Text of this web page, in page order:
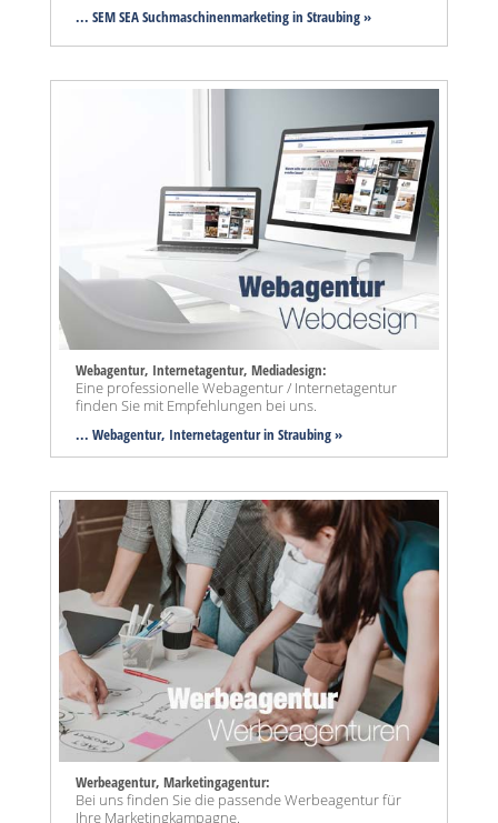
... SEM SEA Suchmaschinenmarketingin Straubing »
Webagentur, Internetagentur, Mediadesign:
Eine professionelle Webagentur / Internetagentur
finden Sie mit Empfehlungen bei uns.
... Webagentur, Internetagentur in Straubing »
Werbeagentur, Marketingagentur:
Bei uns finden Sie die passende Werbeagentur für
Ihre Marketingkampagne.